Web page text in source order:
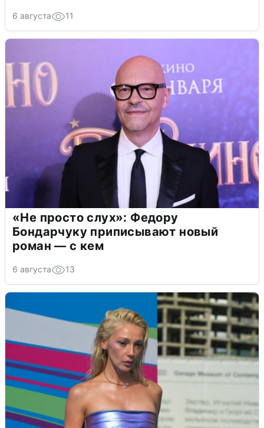
6 августа 11
«Не просто слух»: Федору
Бондарчуку приписывают новый
роман — с кем
6 августа 13